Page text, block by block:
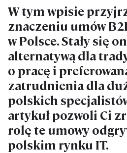
W tym wpisie
znaczeniu umów
w Polsce. Stały się
alternatywą dla
o pracę i
zatrudnienia dla
polskich
artykuł pozwoli Ci
rolę te umowy
polskim rynku IT.